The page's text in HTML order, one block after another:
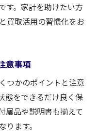
す。家計を助けたい方
買取活用の習慣化をお
意事項
つかのポイントと注意
態をできるだけ良く保
属品や説明書も揃えて
ます。